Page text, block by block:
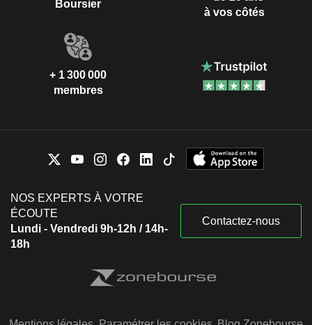
Boursier
à vos côtés
+ 1 300 000
membres
NOS EXPERTS À VOTRE
ÉCOUTE
Lundi - Vendredi 9h-12h / 14h-
18h
Contactez-nous